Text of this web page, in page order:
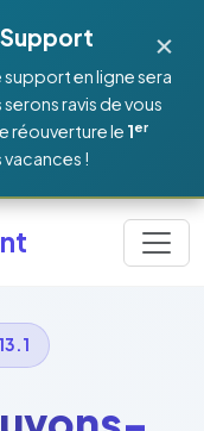
×
Support
en ligne sera
serons ravis de vous
réouverture le 1er
vacances !